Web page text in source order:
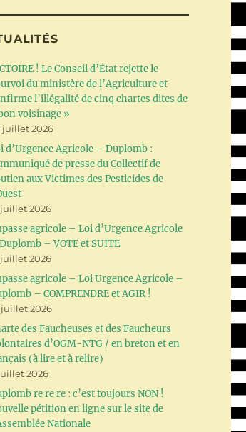
! Le Conseil d’État rejette le
du ministère de l’Agriculture et
l’illégalité de cinq chartes dites de
voisinage »
juillet 2026
d’Urgence Agricole – Duplomb :
de presse du Collectif de
aux Victimes des Pesticides de
juillet 2026
agricole – Loi d’Urgence Agricole
– VOTE et SUITE
juillet 2026
agricole – Loi Urgence Agricole –
– COMPRENDRE et AGIR !
juillet 2026
des Faucheuses et des Faucheurs
d’OGM-NTG / en breton et en
(à lire et à relire)
2026
re re re : c’est toujours NON !
pétition en ligne sur le site de
Nationale